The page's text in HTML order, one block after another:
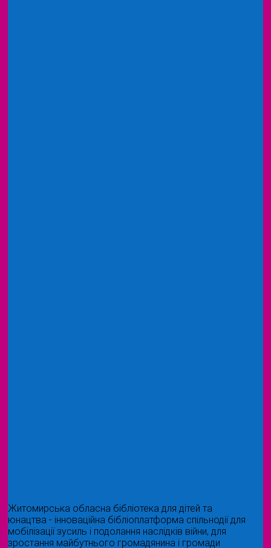
Житомирська обласна бібліотека для дітей та
юнацтва - інноваційна бібліоплатформа спільнодії для
мобілізації зусиль і подолання наслідків війни, для
зростання майбутнього громадянина і громади